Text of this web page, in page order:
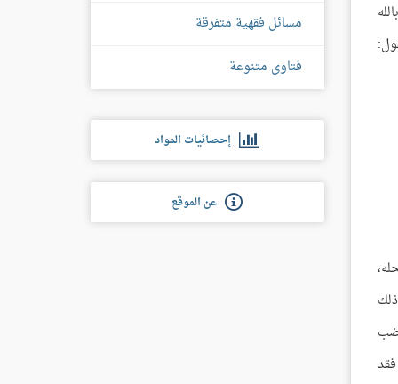
مسائل فقهية متفرقة
فتاوى متنوعة
إحصائيات المواد
عن الموقع